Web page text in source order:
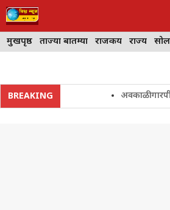
Skip
to
content
मुखपृष्ठ ताज्या बातम्या राजकीय राज्य
BREAKING अवकाळी गारपीट